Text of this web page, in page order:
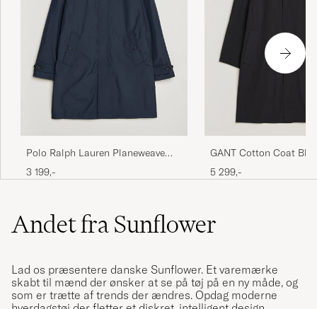
Polo Ralph Lauren Planeweave
Windbreaker Jacket Collection
Navy
3 199,-
GANT Cotton Coat
5 299,-
Andet fra Sunflower
Lad os præsentere danske Sunflower. Et varemærke
skabt til mænd der ønsker at se på tøj på en ny måde, og
som er trætte af trends der ændres. Opdag moderne